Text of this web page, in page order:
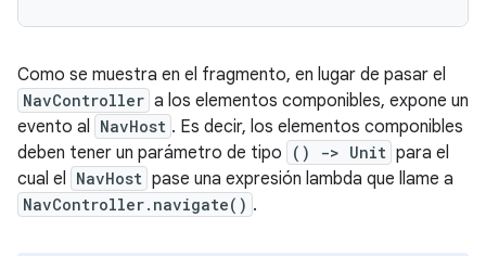
Como se muestra en el fragmento, en lugar de pasar el
NavController a los elementos componibles, expone un
evento al NavHost . Es decir, los elementos componibles
deben tener un parámetro de tipo
() -> Unit para el
cual el NavHost pase una expresión lambda que llame a
NavController.navigate() .